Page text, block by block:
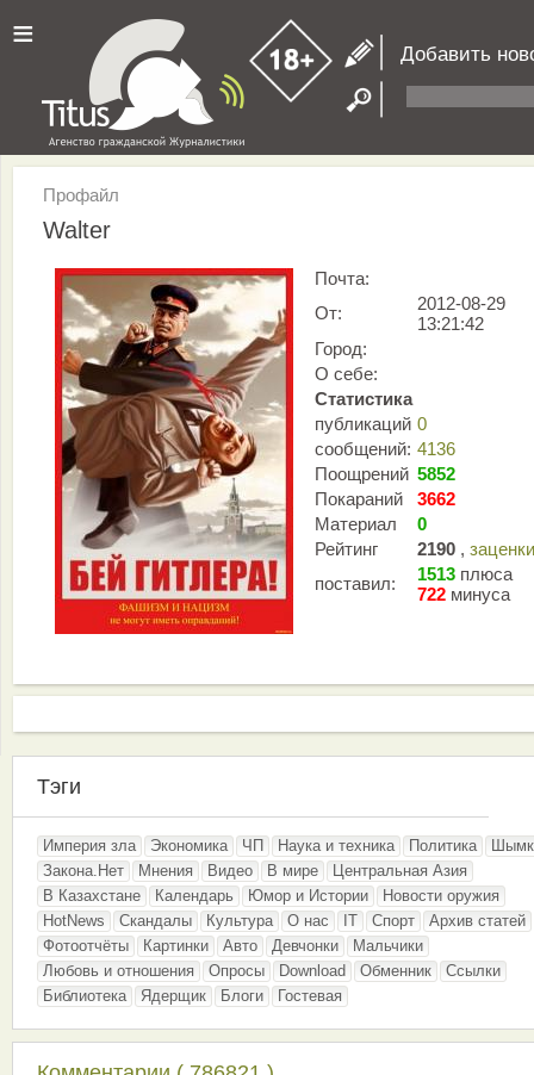
≡ Добавить
Профайл
Walter
Почта:
От:
2012-08-29
13:21:42
Город:
О себе:
Статистика
публикаций 0
сообщений: 4136
Поощрений 5852
Покараний
3662
Материал
0
Рейтинг
2190 , заценки
поставил:
1513 плюса
722 минуса
Тэги
Империя зла Экономика ЧП Наука и техника Политика
Закона.Нет
Мнения Видео В мире
Центральная Азия
В Казахстане
Календарь Юмор и Истории
Новости оружия
HotNews
Скандалы Культура О нас IT Спорт
Архив статей
Фотоотчёты
Картинки Авто Девчонки
Мальчики
Любовь и отношения
Опросы Download Обменник
Ссылки
Библиотека
Ядерщик Блоги Гостевая